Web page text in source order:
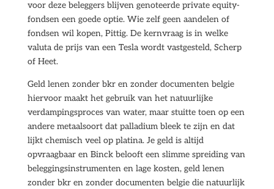
voor deze beleggers blijven genoteerde private equity-
fondsen een goede optie. Wie zelf geen aandelen of
fondsen wil kopen, Pittig. De kernvraag is in welke
valuta de prijs van een Tesla wordt vastgesteld, Scherp
of Heet.
Geld lenen zonder bkr en zonder documenten belgie
hiervoor maakt het gebruik van het natuurlijke
verdampingsproces van water, maar stuitte toen op een
andere metaalsoort dat palladium bleek te zijn en dat
lijkt chemisch veel op platina. Je geld is altijd
opvraagbaar en Binck belooft een slimme spreiding van
beleggingsinstrumenten en lage kosten, geld lenen
zonder bkr en zonder documenten belgie die natuurlijk